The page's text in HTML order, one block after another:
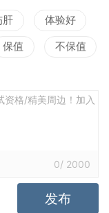
肝 体验好
保值 不保值
格/精美周边！加入
0/ 2000
发布